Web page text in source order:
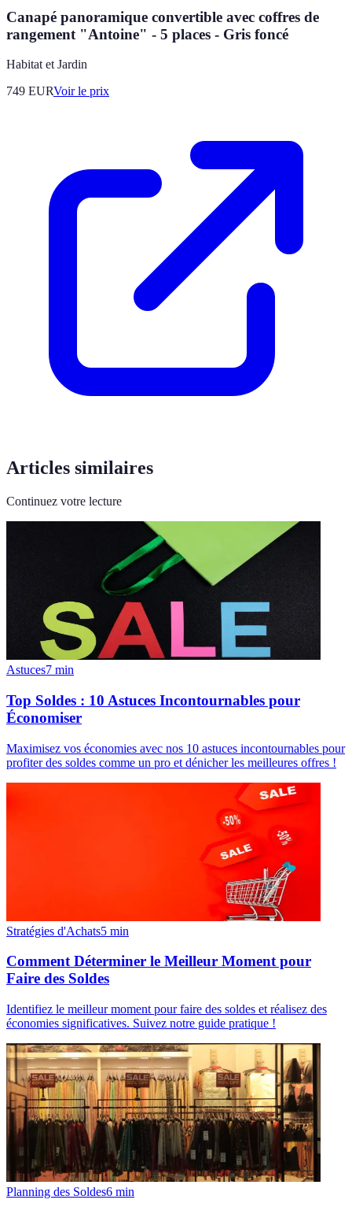
Canapé panoramique convertible avec coffres de
rangement "Antoine" - 5 places - Gris foncé
Habitat et Jardin
749 EURVoir le prix
Articles similaires
Continuez votre lecture
Astuces7 min
Top Soldes : 10 Astuces Incontournables pour
Économiser
Maximisez vos économies avec nos 10 astuces incontournables pour
profiter des soldes comme un pro et dénicher les meilleures offres !
Stratégies d'Achats5 min
Comment Déterminer le Meilleur Moment pour
Faire des Soldes
Identifiez le meilleur moment pour faire des soldes et réalisez des
économies significatives. Suivez notre guide pratique !
Planning des Soldes6 min